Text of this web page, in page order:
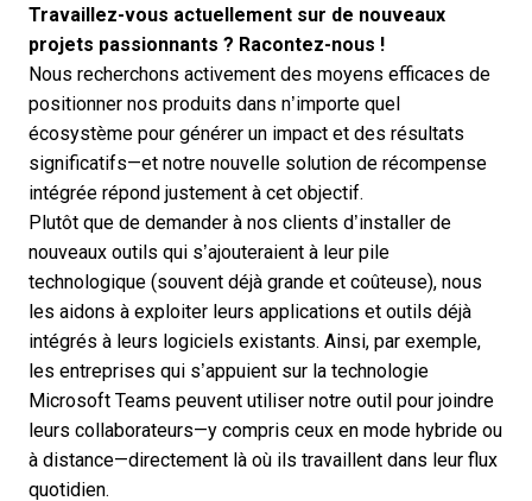
Travaillez-vous actuellement sur de nouveaux
projets passionnants ? Racontez-nous !
Nous recherchons activement des moyens efficaces de
positionner nos produits dans n’importe quel
écosystème pour générer un impact et des résultats
significatifs—et notre nouvelle solution de récompense
intégrée répond justement à cet objectif.
Plutôt que de demander à nos clients d’installer de
nouveaux outils qui s’ajouteraient à leur pile
technologique (souvent déjà grande et coûteuse), nous
les aidons à exploiter leurs applications et outils déjà
intégrés à leurs logiciels existants. Ainsi, par exemple,
les entreprises qui s’appuient sur la technologie
Microsoft Teams peuvent utiliser notre outil pour joindre
leurs collaborateurs—y compris ceux en mode hybride ou
à distance—directement là où ils travaillent dans leur flux
quotidien.